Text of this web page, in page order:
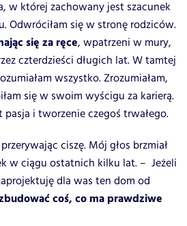
w której zachowany jest szacunek
Odwróciłam się w stronę rodziców.
się za ręce, wpatrzeni w mury,
czterdzieści długich lat. W tamtej
wszystko. Zrozumiałam,
się w swoim wyścigu za karierą.
pasja i tworzenie czegoś trwałego.
ciszę. Mój głos brzmiał
w ciągu ostatnich kilku lat. – Jeżeli
dla was ten dom od
coś, co ma prawdziwe